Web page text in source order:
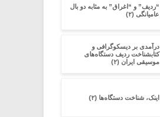
“ردیف” و “اغراق” به مثابه دو بال
عامیانگی (۲)
در‌آمدی بر دیسکوگرافی و
کتابشناخت ردیف دستگاه‌های
موسیقی ایران (۲)
اینک، شناخت دستگاه‌ها (۲)